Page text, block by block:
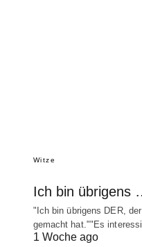
Witze
Ich bin übrigens
"Ich bin übrigens DER,
gemacht hat.""Es
1 Woche ago